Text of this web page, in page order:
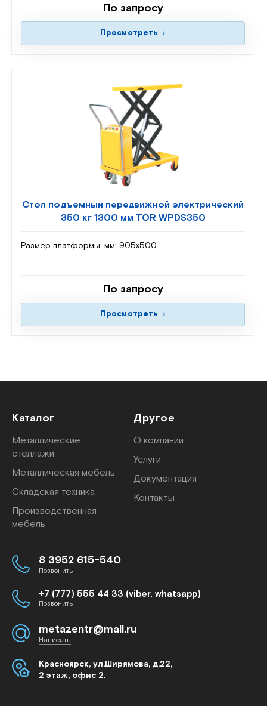
По запросу
Просмотреть
Стол подъемный передвижной электрический
350 кг 1300 мм TOR WPDS350
Размер платформы, мм: 905х500
По запросу
Просмотреть
Каталог
Металлические
стеллажи
Металлическая мебель
Складская техника
Производственная
мебель
Другое
О компании
Услуги
Документация
Контакты
8 3952 615-540
Позвонить
+7 (777) 555 44 33 (viber, whatsapp)
Позвонить
metazentr@mail.ru
Написать
Красноярск, ул.Ширямова, д.22,
2 этаж, офис 2.